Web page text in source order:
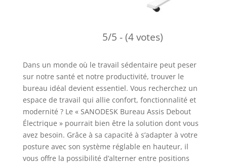
5/5 - (4 votes)
Dans un monde où le travail sédentaire peut peser
sur notre santé et notre productivité, trouver le
bureau idéal devient essentiel. Vous recherchez un
espace de travail qui allie confort, fonctionnalité et
modernité ? Le « SANODESK Bureau Assis Debout
Électrique » pourrait bien être la solution dont vous
avez besoin. Grâce à sa capacité à s’adapter à votre
posture avec son système réglable en hauteur, il
vous offre la possibilité d’alterner entre positions